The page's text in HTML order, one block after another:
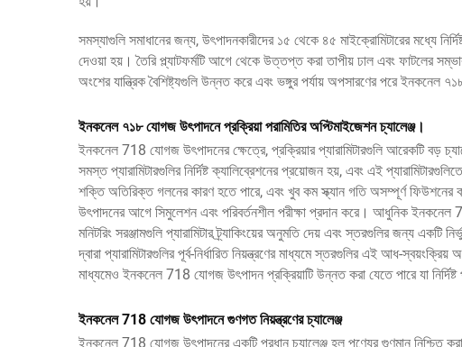
সমস্যাগুলি সমাধানের জন্য, উৎপাদনকারীদের ১৫ থেকে ৪৫ মাইক্রোমিটারের মধ্যে
দেওয়া হয়। তৈরি প্ল্যাটফর্মটি আগে থেকে উত্তপ্ত করা তাপীয় ঢাল এবং ফাটলের
অংশের যান্ত্রিক বৈশিষ্ট্যগুলি উন্নত করে এবং ভঙ্গুর পর্যায় অপসারণের পরে ইনকনেল
ইনকনেল ৭১৮ যোগজ উৎপাদনে প্রক্রিয়া পরামিতির অপ্টিমাইজেশন চ্যালেঞ্জ।
ইনকনেল 718 যোগজ উৎপাদনের ক্ষেত্রে, প্রক্রিয়ার প্যারামিটারগুলি আরেকটি বড়
সমস্ত প্যারামিটারগুলির নির্দিষ্ট ক্যালিব্রেশনের প্রয়োজন হয়, এবং এই
শক্তি অতিরিক্ত গলনের কারণ হতে পারে, এবং খুব কম স্ক্যান গতি অসম্পূর্ণ ফিউশনের
উৎপাদনের আগে সিমুলেশন এবং পরিবর্তনশীল পরীক্ষা প্রদান করে। আধুনিক
মনিটরিং সরঞ্জামগুলি প্যারামিটার ট্র্যাকিংয়ের অনুমতি দেয় এবং স্তরগুলির জন্য একটি
দ্বারা প্যারামিটারগুলির পূর্ব-নির্ধারিত নিয়ন্ত্রণের মাধ্যমে স্তরগুলির এই আধ-
মাধ্যমেও ইনকনেল 718 যোগজ উৎপাদন প্রক্রিয়াটি উন্নত করা যেতে পারে যা নির্দিষ্ট
ইনকনেল 718 যোগজ উৎপাদনে গুণগত নিয়ন্ত্রণের চ্যালেঞ্জ
ইনকনেল 718 যোগজ উৎপাদনের একটি প্রধান চ্যালেঞ্জ হল পণ্যের গুণমান নিশ্চিত